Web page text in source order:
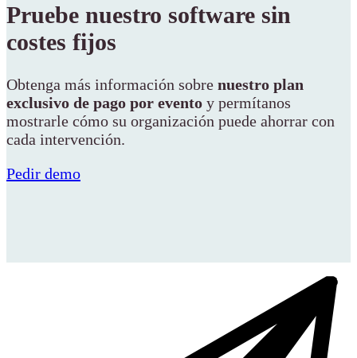
Pruebe nuestro software sin
costes fijos
Obtenga más información sobre nuestro plan
exclusivo de pago por evento y permítanos
mostrarle cómo su organización puede ahorrar con
cada intervención.
Pedir demo